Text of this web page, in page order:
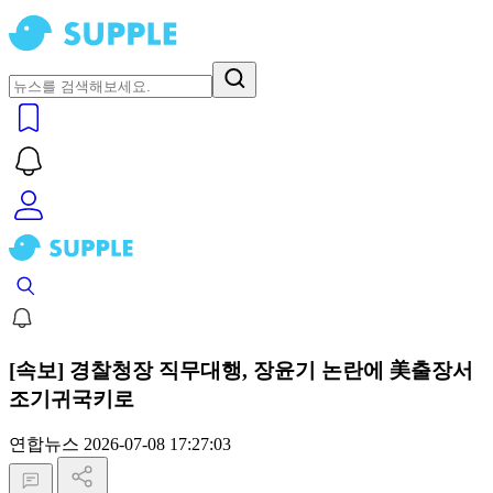
[속보] 경찰청장 직무대행, 장윤기 논란에 美출장서
조기귀국키로
연합뉴스 2026-07-08 17:27:03